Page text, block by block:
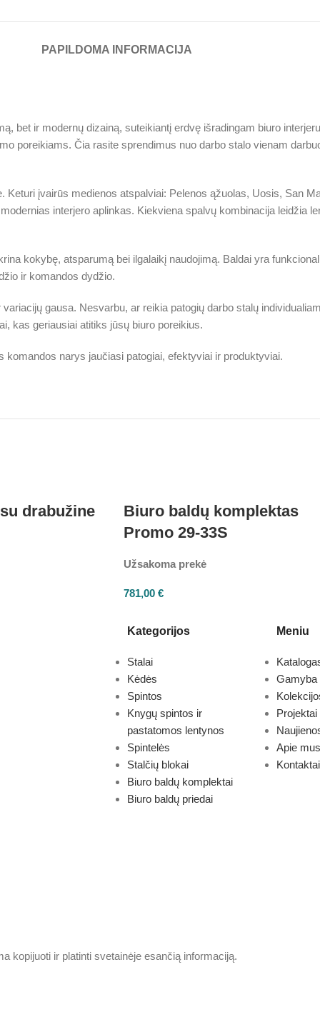
PAPILDOMA INFORMACIJA
bet ir modernų dizainą, suteikiantį erdvę išradingam biuro
poreikiams. Čia rasite sprendimus nuo darbo stalo vienam
įvairūs medienos atspalviai: Pelenos ąžuolas, Uosis, San
interjero aplinkas. Kiekviena spalvų kombinacija leidžia
kokybę, atsparumą bei ilgalaikį naudojimą. Baldai yra
ir komandos dydžio.
gausa. Nesvarbu, ar reikia patogių darbo stalų
kas geriausiai atitiks jūsų biuro poreikius.
narys jaučiasi patogiai, efektyviai ir produktyviai.
drabužine
Biuro baldų komplektas
Promo 29-33S
Užsakoma prekė
781,00 €
Kategorijos
Stalai
Kėdės
Spintos
Knygų spintos ir
pastatomos lentynos
Spintelės
Stalčių blokai
Biuro baldų komplektai
Biuro baldų priedai
Meniu
Gamyba
Projektai
Apie mus
Kontaktai
kopijuoti ir platinti svetainėje esančią informaciją.